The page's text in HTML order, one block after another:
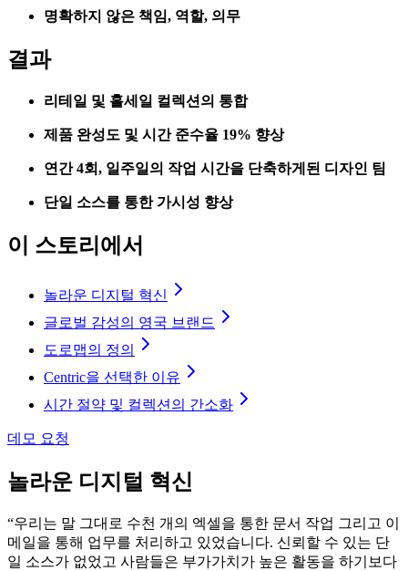
명확하지 않은 책임, 역할, 의무
결과
리테일 및 홀세일 컬렉션의 통합
제품 완성도 및 시간 준수율 19% 향상
연간 4회, 일주일의 작업 시간을 단축하게된 디자인 팀
단일 소스를 통한 가시성 향상
이 스토리에서
놀라운 디지털 혁신
글로벌 감성의 영국 브랜드
도로맵의 정의
Centric을 선택한 이유
시간 절약 및 컬렉션의 간소화
데모 요청
놀라운 디지털 혁신
“우리는 말 그대로 수천 개의 엑셀을 통한 문서 작업 그리고 이
메일을 통해 업무를 처리하고 있었습니다. 신뢰할 수 있는 단
일 소스가 없었고 사람들은 부가가치가 높은 활동을 하기보다